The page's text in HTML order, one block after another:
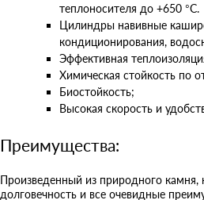
теплоносителя до +650 °С.
Цилиндры навивные
кондиционирования,
Эффективная
Химическая стойкость по
Биостойкость;
Высокая скорость и
Преимущества:
Произведенный из природного
долговечность и все очевидные